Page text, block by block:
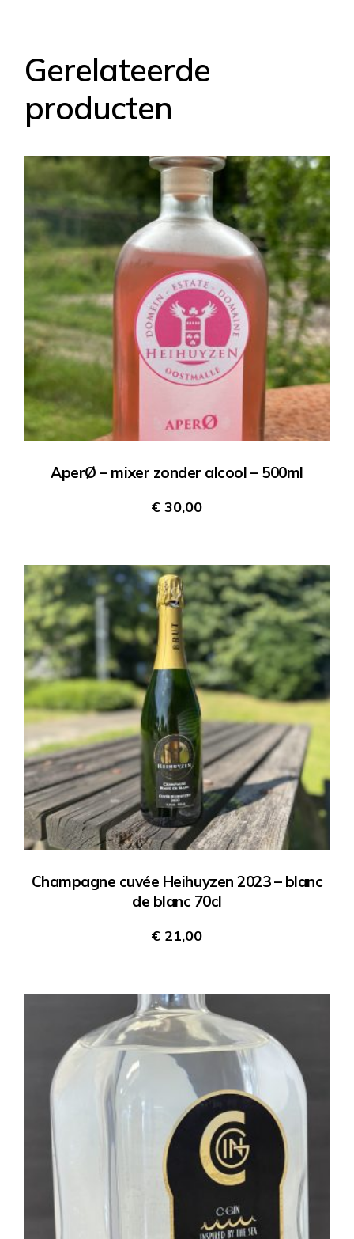
Gerelateerde
producten
AperØ – mixer zonder alcool – 500ml
€ 30,00
Champagne cuvée Heihuyzen 2023 – blanc
de blanc 70cl
€ 21,00